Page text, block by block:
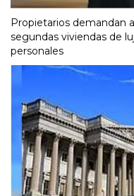
Propietarios demandan
segundas viviendas de
personales